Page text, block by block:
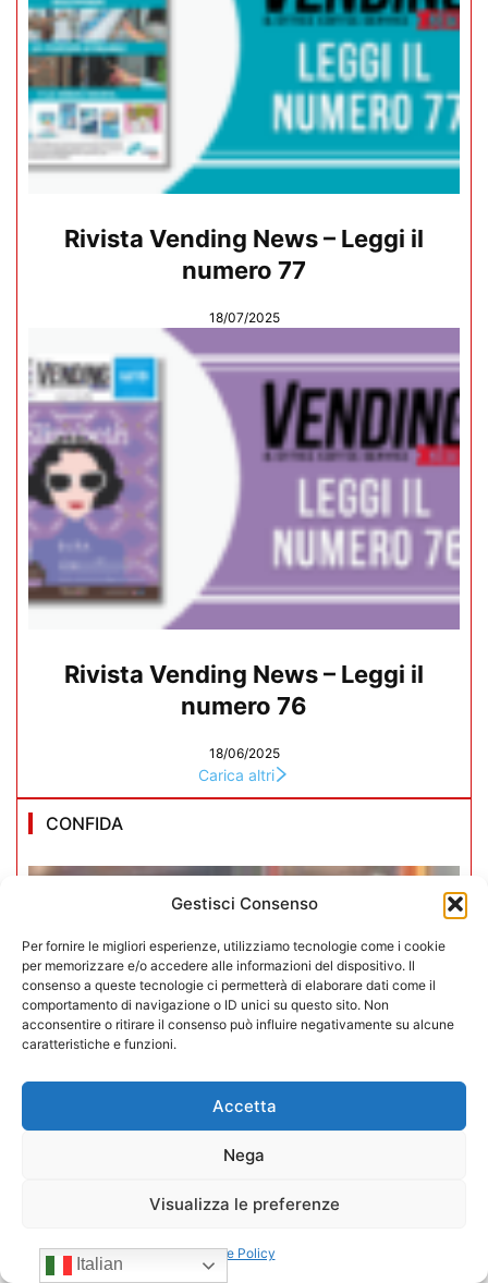
Gestisci Consenso
Per fornire le migliori esperienze, utilizziamo tecnologie come i cookie
per memorizzare e/o accedere alle informazioni del dispositivo. Il
consenso a queste tecnologie ci permetterà di elaborare dati come il
comportamento di navigazione o ID unici su questo sito. Non
acconsentire o ritirare il consenso può influire negativamente su alcune
caratteristiche e funzioni.
Accetta
Nega
Visualizza le preferenze
Cookie Policy
Rivista Vending News – Leggi il
numero 77
18/07/2025
Rivista Vending News – Leggi il
numero 76
18/06/2025
Carica altri
CONFIDA
Iperammortamento 5.0. CONFIDA
apre uno sportello dedicato per gli
associati
Italian